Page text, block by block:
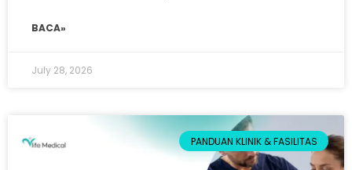
BACA»
July 28, 2026
PANDUAN KLINIK & FASILITAS